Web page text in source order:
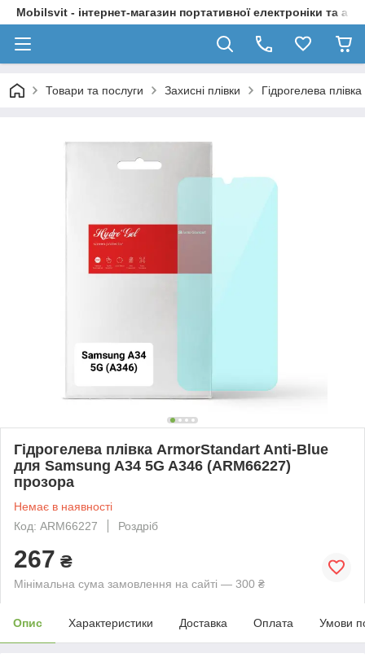
Mobilsvit - інтернет-магазин портативної електроніки та
Товари та послуги Захисні плівки Гідрогелева
Гідрогелева плівка ArmorStandart Anti-Blue
для Samsung A34 5G A346 (ARM66227)
прозора
Немає в наявності
Код: ARM66227
Роздріб
267 ₴
Мінімальна сума замовлення на сайті — 300 ₴
Опис Характеристики Доставка Оплата Умови